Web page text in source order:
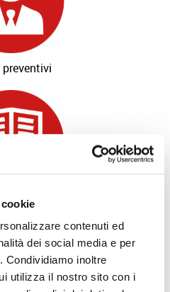
contenuti ed
dei social media e per
Condividiamo inoltre
utilizza il nostro sito con i
catalogo